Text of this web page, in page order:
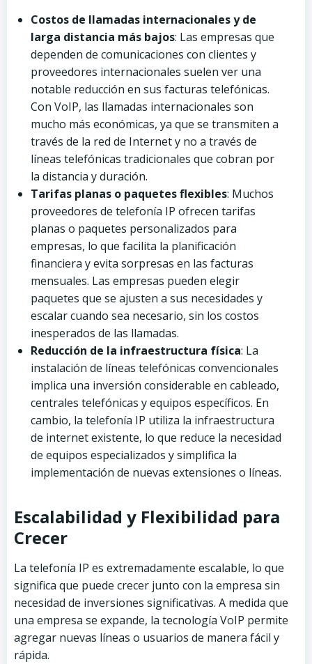
Costos de llamadas internacionales y de
larga distancia más bajos: Las empresas que
dependen de comunicaciones con clientes y
proveedores internacionales suelen ver una
notable reducción en sus facturas telefónicas.
Con VoIP, las llamadas internacionales son
mucho más económicas, ya que se transmiten a
través de la red de Internet y no a través de
líneas telefónicas tradicionales que cobran por
la distancia y duración.
Tarifas planas o paquetes flexibles: Muchos
proveedores de telefonía IP ofrecen tarifas
planas o paquetes personalizados para
empresas, lo que facilita la planificación
financiera y evita sorpresas en las facturas
mensuales. Las empresas pueden elegir
paquetes que se ajusten a sus necesidades y
escalar cuando sea necesario, sin los costos
inesperados de las llamadas.
Reducción de la infraestructura física: La
instalación de líneas telefónicas convencionales
implica una inversión considerable en cableado,
centrales telefónicas y equipos específicos. En
cambio, la telefonía IP utiliza la infraestructura
de internet existente, lo que reduce la necesidad
de equipos especializados y simplifica la
implementación de nuevas extensiones o líneas.
Escalabilidad y Flexibilidad para
Crecer
La telefonía IP es extremadamente escalable, lo que
significa que puede crecer junto con la empresa sin
necesidad de inversiones significativas. A medida que
una empresa se expande, la tecnología VoIP permite
agregar nuevas líneas o usuarios de manera fácil y
rápida.